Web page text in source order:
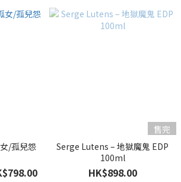
/孤兒怨
售完
Serge Lutens – 地獄魔鬼 EDP
100ml
HK$898.00